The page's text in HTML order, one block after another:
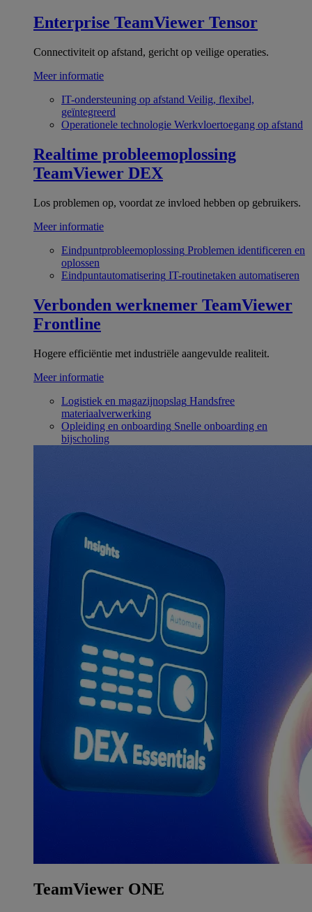
Enterprise TeamViewer Tensor
Connectiviteit op afstand, gericht op veilige operaties.
Meer informatie
IT-ondersteuning op afstand Veilig, flexibel,
geïntegreerd
Operationele technologie Werkvloertoegang op afstand
Realtime probleemoplossing
TeamViewer DEX
Los problemen op, voordat ze invloed hebben op gebruikers.
Meer informatie
Eindpuntprobleemoplossing Problemen identificeren en
oplossen
Eindpuntautomatisering IT-routinetaken automatiseren
Verbonden werknemer TeamViewer
Frontline
Hogere efficiëntie met industriële aangevulde realiteit.
Meer informatie
Logistiek en magazijnopslag Handsfree
materiaalverwerking
Opleiding en onboarding Snelle onboarding en
bijscholing
TeamViewer ONE